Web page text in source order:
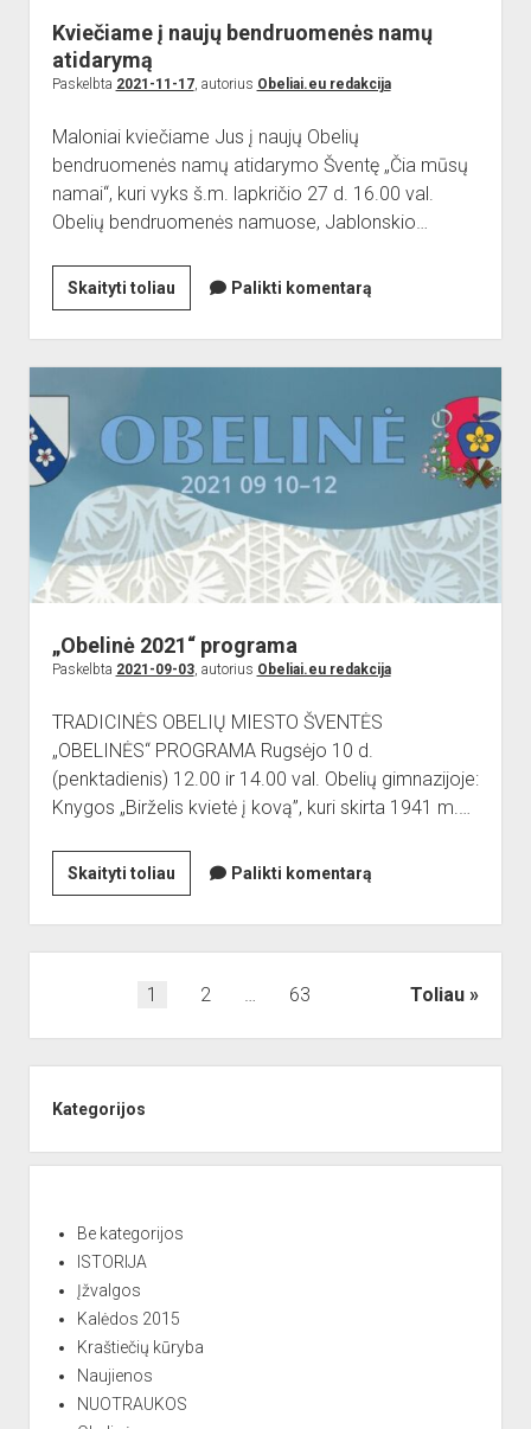
Kviečiame į naujų bendruomenės namų
atidarymą
Paskelbta 2021-11-17, autorius Obeliai.eu redakcija
Maloniai kviečiame Jus į naujų Obelių
bendruomenės namų atidarymo Šventę „Čia mūsų
namai“, kuri vyks š.m. lapkričio 27 d. 16.00 val.
Obelių bendruomenės namuose, Jablonskio…
Skaityti toliauKviečiame
į
naujų
bendruomenės
atidarymą
Palikti komentarą
„Obelinė 2021“ programa
Paskelbta 2021-09-03, autorius Obeliai.eu redakcija
TRADICINĖS OBELIŲ MIESTO ŠVENTĖS
„OBELINĖS“ PROGRAMA Rugsėjo 10 d.
(penktadienis) 12.00 ir 14.00 val. Obelių gimnazijoje:
Knygos „Birželis kvietė į kovą”, kuri skirta 1941 m.…
Skaityti toliau„Obelinė
2021“
programa
Palikti komentarą
1 2 63 Toliau
Kategorijos
Be kategorijos
ISTORIJA
Įžvalgos
Kalėdos 2015
Kraštiečių kūryba
Naujienos
NUOTRAUKOS